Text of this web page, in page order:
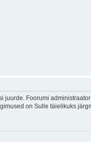
Foorumi
on Sulle täielikuks